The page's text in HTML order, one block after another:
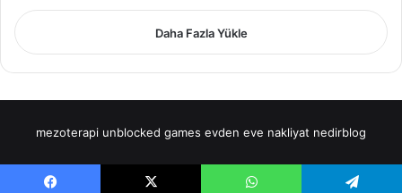
Daha Fazla Yükle
mezoterapi unblocked games evden eve nakliyat nedirblog